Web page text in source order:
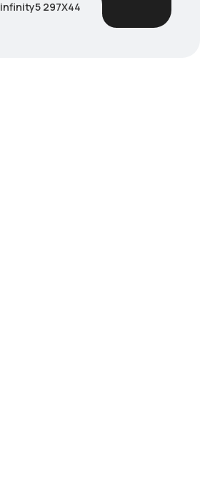
infinity5 297X44